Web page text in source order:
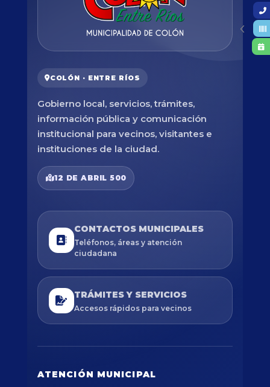
COLÓN · ENTRE RÍOS
Gobierno local, servicios, trámites,
información pública y comunicación
institucional para vecinos, visitantes e
instituciones de la ciudad.
12 DE ABRIL 500
CONTACTOS MUNICIPALES
Teléfonos, áreas y atención
ciudadana
TRÁMITES Y SERVICIOS
Accesos rápidos para vecinos
ATENCIÓN MUNICIPAL